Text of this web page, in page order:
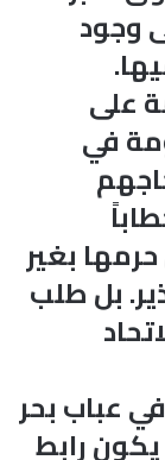
وجود
على
في
بغير
بل طلب
عباب بحر
رابط